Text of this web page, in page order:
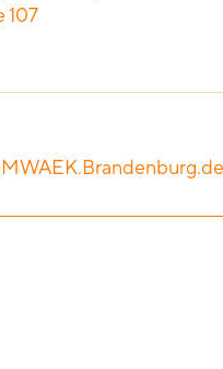
107